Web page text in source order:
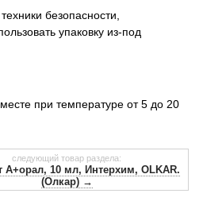
безопасности,
упаковку из-под
при температуре от 5 до 20
следующий товар раздела:
А+орал, 10 мл, Интерхим, OLKAR.
(Олкар) →